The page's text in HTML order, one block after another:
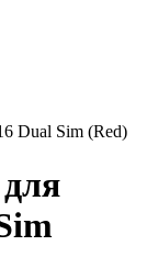
Dual Sim (Red)